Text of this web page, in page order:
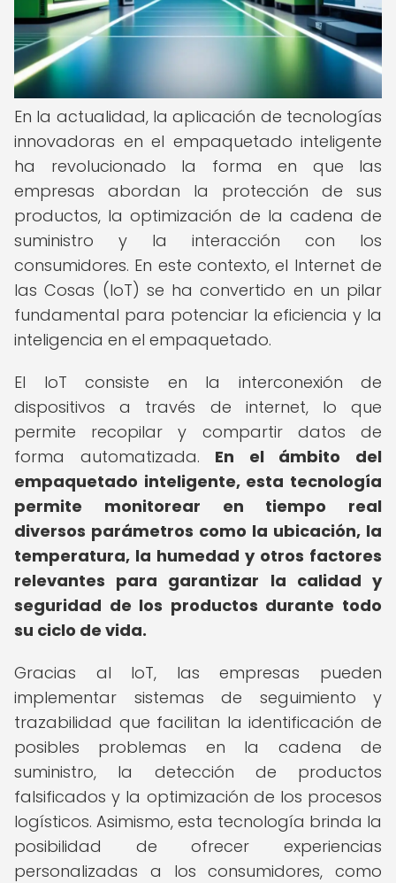
En la actualidad, la aplicación de tecnologías
innovadoras en el empaquetado inteligente
ha revolucionado la forma en que las
empresas abordan la protección de sus
productos, la optimización de la cadena de
suministro y la interacción con los
consumidores. En este contexto, el Internet de
las Cosas (IoT) se ha convertido en un pilar
fundamental para potenciar la eficiencia y la
inteligencia en el empaquetado.
El IoT consiste en la interconexión de
dispositivos a través de internet, lo que
permite recopilar y compartir datos de
forma automatizada. En el ámbito del
empaquetado inteligente, esta tecnología
permite monitorear en tiempo real
diversos parámetros como la ubicación, la
temperatura, la humedad y otros factores
relevantes para garantizar la calidad y
seguridad de los productos durante todo
su ciclo de vida.
Gracias al IoT, las empresas pueden
implementar sistemas de seguimiento y
trazabilidad que facilitan la identificación de
posibles problemas en la cadena de
suministro, la detección de productos
falsificados y la optimización de los procesos
logísticos. Asimismo, esta tecnología brinda la
posibilidad de ofrecer experiencias
personalizadas a los consumidores, como